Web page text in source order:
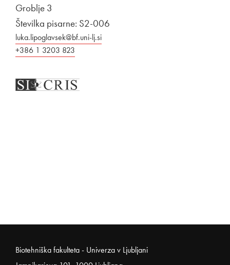
Groblje 3
Številka pisarne: S2-006
luka.lipoglavsek@bf.uni-lj.si
+386 1 3203 823
Noga strani
Biotehniška fakulteta - Univerza v Ljubljani